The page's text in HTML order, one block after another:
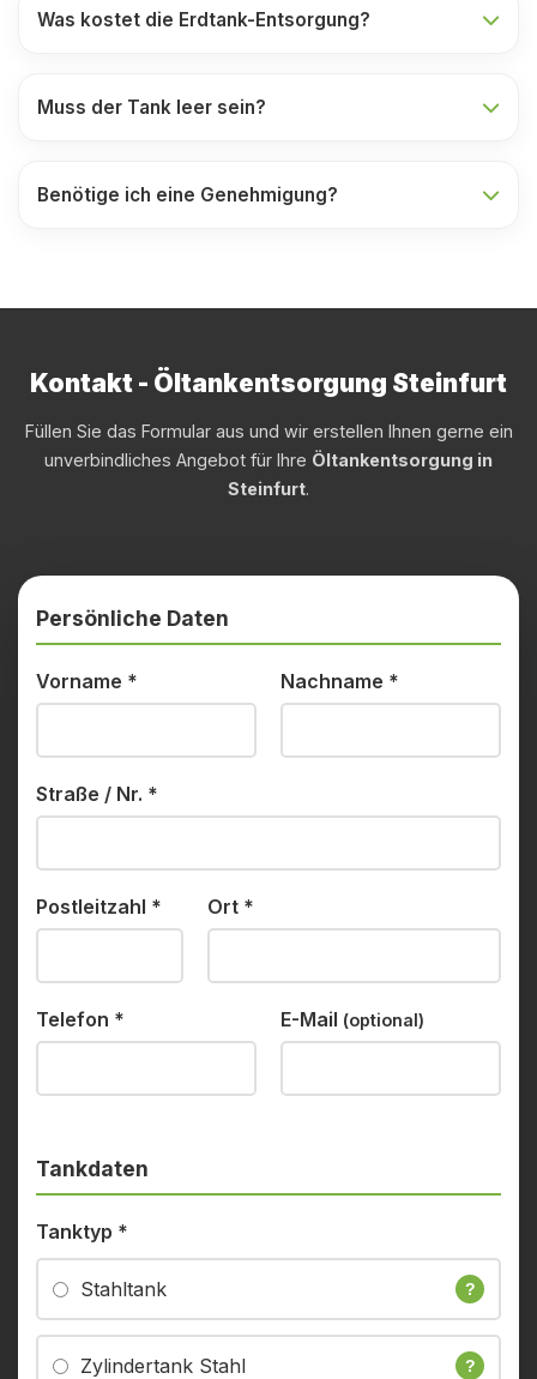
Was kostet die Erdtank-Entsorgung?
Muss der Tank leer sein?
Benötige ich eine Genehmigung?
Kontakt - Öltankentsorgung Steinfurt
Füllen Sie das Formular aus und wir erstellen Ihnen gerne ein
unverbindliches Angebot für Ihre Öltankentsorgung in
Steinfurt.
Persönliche Daten
Vorname * Nachname *
Straße / Nr. *
Postleitzahl * Ort *
Telefon * E-Mail (optional)
Tankdaten
Tanktyp *
Stahltank ?
Zylindertank Stahl ?